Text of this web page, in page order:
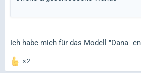
Ich habe mich für das Modell "Dana"
2